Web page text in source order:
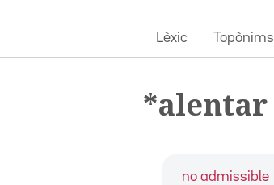
Lèxic Topònims
*alentar
no admissible